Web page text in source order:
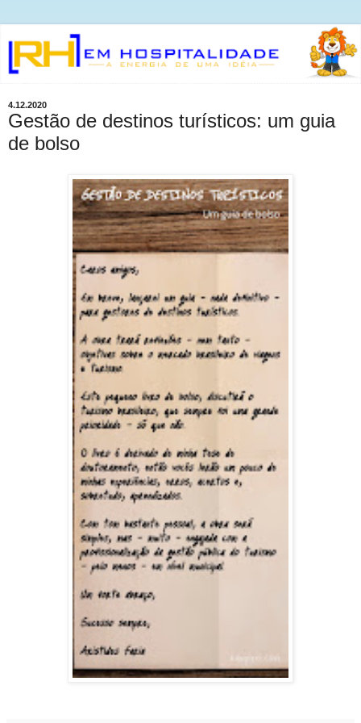
4.12.2020
Gestão de destinos turísticos: um guia
de bolso